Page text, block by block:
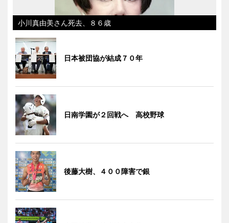
小川真由美さん死去、８６歳
日本被団協が結成７０年
日南学園が２回戦へ 高校野球
後藤大樹、４００障害で銀